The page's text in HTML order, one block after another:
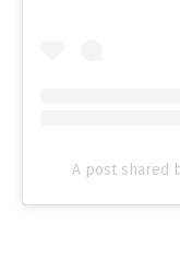
A post shared